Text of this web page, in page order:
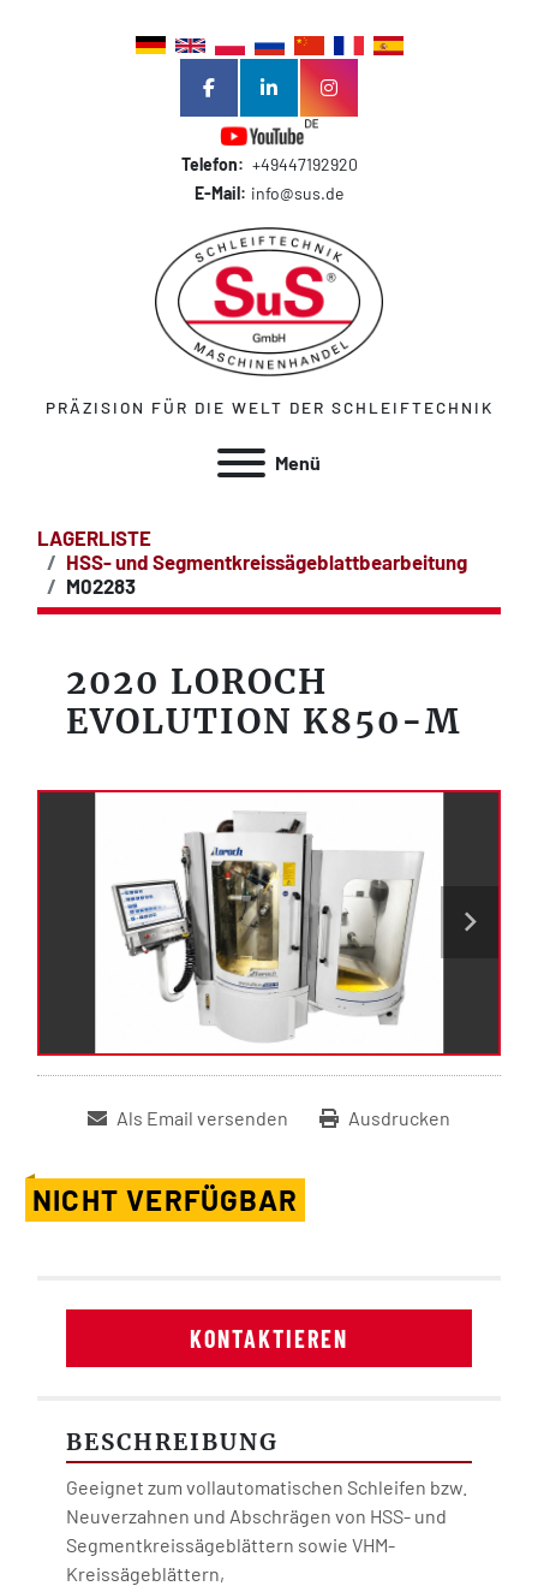
PRÄZISION FÜR DIE WELT DER SCHLEIFTECHNIK
Telefon: +49447192920
E-Mail: info@sus.de
facebooklinkedininstagram
Menü
LAGERLISTE
HSS- und Segmentkreissägeblattbearbeitung
M02283
2020 LOROCH
EVOLUTION K850-M
Als Email versenden Ausdrucken
NICHT VERFÜGBAR
KONTAKTIEREN
BESCHREIBUNG
Geeignet zum vollautomatischen Schleifen bzw.
Neuverzahnen und Abschrägen von HSS- und
Segmentkreissägeblättern sowie VHM-
Kreissägeblättern,